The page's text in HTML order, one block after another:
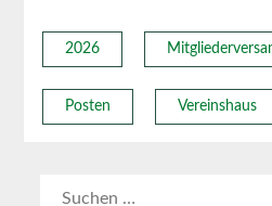
2026
Posten Vereinshaus